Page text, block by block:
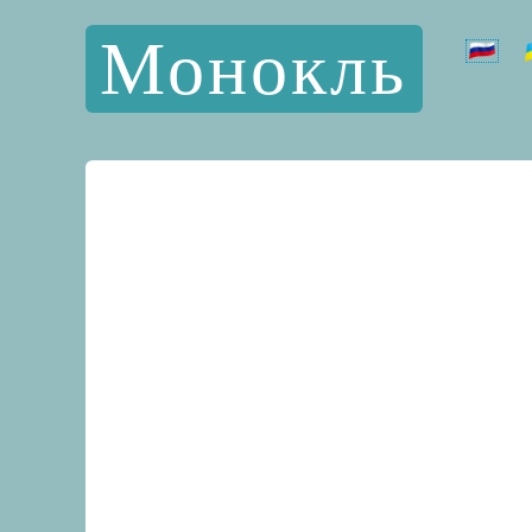
Монокль